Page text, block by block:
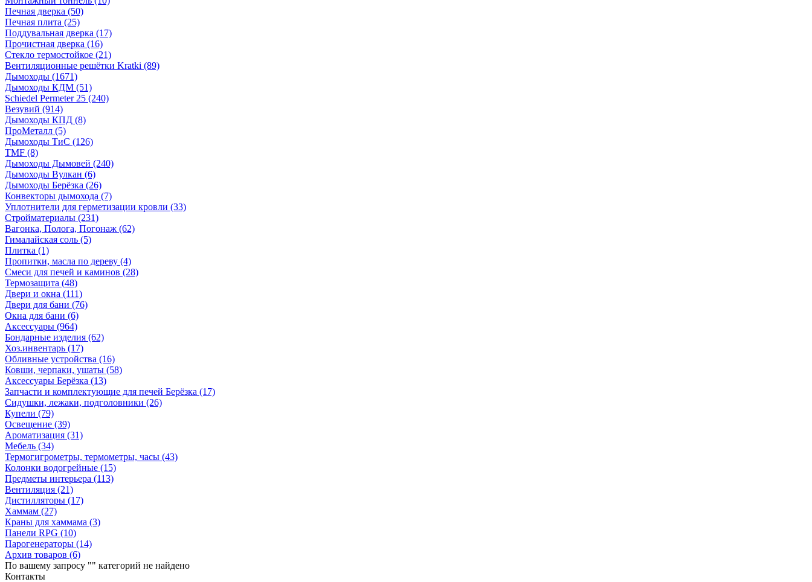
Печная дверка (50)
Печная плита (25)
Поддувальная дверка (17)
Прочистная дверка (16)
Стекло термостойкое (21)
Вентиляционные решётки Kratki (89)
Дымоходы (1671)
Дымоходы КДМ (51)
Schiedel Permeter 25 (240)
Везувий (914)
Дымоходы КПД (8)
ПроМеталл (5)
Дымоходы ТиС (126)
TMF (8)
Дымоходы Дымовей (240)
Дымоходы Вулкан (6)
Дымоходы Берёзка (26)
Конвекторы дымохода (7)
Уплотнители для герметизации кровли (33)
Стройматериалы (231)
Вагонка, Полога, Погонаж (62)
Гималайская соль (5)
Плитка (1)
Пропитки, масла по дереву (4)
Смеси для печей и каминов (28)
Термозащита (48)
Двери и окна (111)
Двери для бани (76)
Окна для бани (6)
Аксессуары (964)
Бондарные изделия (62)
Хоз.инвентарь (17)
Обливные устройства (16)
Ковши, черпаки, ушаты (58)
Аксессуары Берёзка (13)
Запчасти и комплектующие для печей Берёзка (17)
Сидушки, лежаки, подголовники (26)
Купели (79)
Освещение (39)
Ароматизация (31)
Мебель (34)
Термогигрометры, термометры, часы (43)
Колонки водогрейные (15)
Предметы интерьера (113)
Вентиляция (21)
Дистилляторы (17)
Хаммам (27)
Краны для хаммама (3)
Панели RPG (10)
Парогенераторы (14)
Архив товаров (6)
По вашему запросу "" категорий не найдено
Контакты